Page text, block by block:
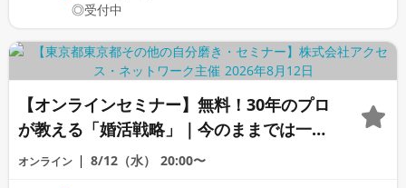
◎受付中
【オンラインセミナー】無料！30年のプロ
が教える「婚活戦略」｜今のままでは一生
変わらないと感じる男性へ
オンライン 8/12（水） 20:00〜